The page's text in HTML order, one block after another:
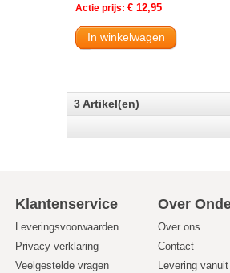
Actie prijs: € 12,95
In winkelwagen
3 Artikel(en)
Klantenservice Over
Leveringsvoorwaarden
Over ons
Privacy verklaring
Contact
Veelgestelde vragen
Levering